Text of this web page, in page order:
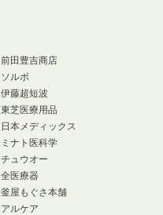
前田豊吉商店
ソルボ
伊藤超短波
東芝医療用品
日本メディックス
ミナト医科学
チュウオー
全医療器
釜屋もぐさ本舗
アルケア